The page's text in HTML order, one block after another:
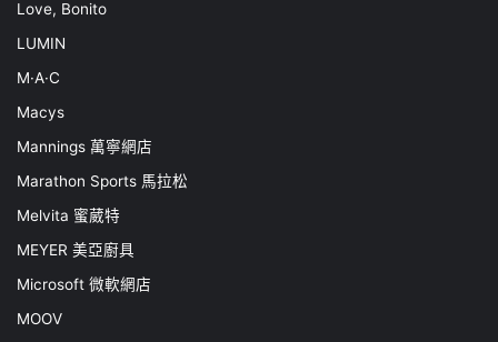
Love, Bonito
LUMIN
M·A·C
Macys
Mannings 萬寧網店
Marathon Sports 馬拉松
Melvita 蜜葳特
MEYER 美亞廚具
Microsoft 微軟網店
MOOV